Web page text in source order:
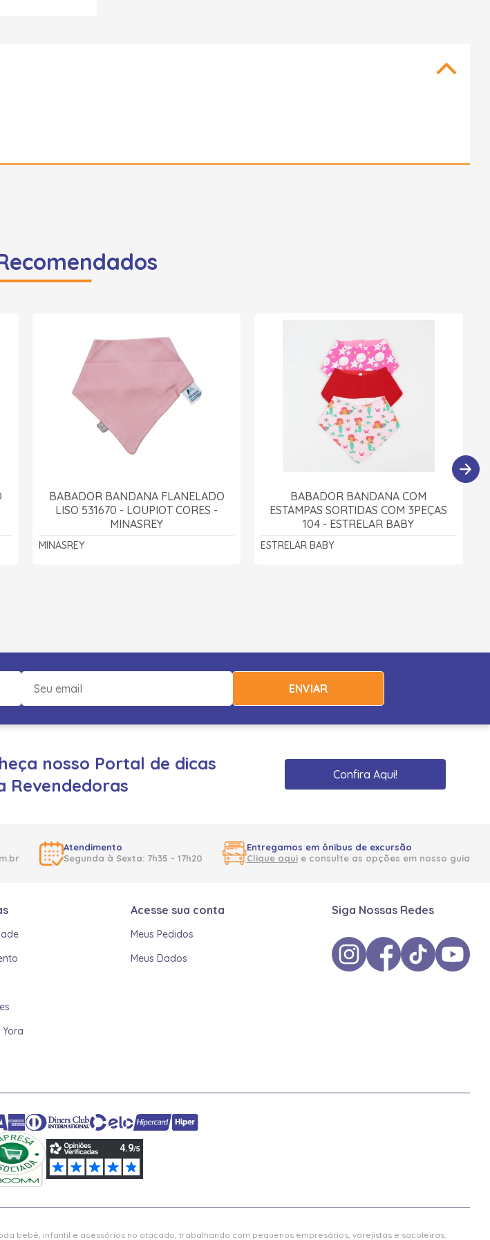
BABADOR BANDANA FLANELADO
LISO 531670 - LOUPIOT CORES -
MINASREY
MINASREY
BABADOR BANDANA COM
ESTAMPAS SORTIDAS COM 3PEÇAS
104 - ESTRELAR BABY
ESTRELAR BABY
ENVIAR
nosso Portal de dicas
Revendedoras
Confira Aqui!
Atendimento
Segunda à Sexta: 7h35 - 17h20
Entregamos em ônibus de excursão
Clique aquie consulte as opções em nosso guia
Acesse sua conta
Meus Pedidos
Meus Dados
Siga Nossas Redes
bebê, infantil e acessórios no atacado, trabalhando com pequenos empresários, varejistas e sacoleiras.